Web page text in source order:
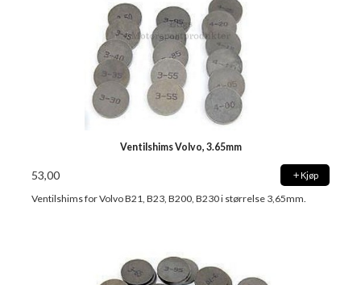
Ventilshims Volvo, 3.65mm
53,00 Kjøp
Ventilshims for Volvo B21, B23, B200, B230 i størrelse 3,65mm.